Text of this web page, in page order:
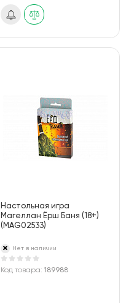
Настольная игра
Магеллан Ёрш Баня (18+)
(MAG02533)
Нет в наличии
Код товара:189988